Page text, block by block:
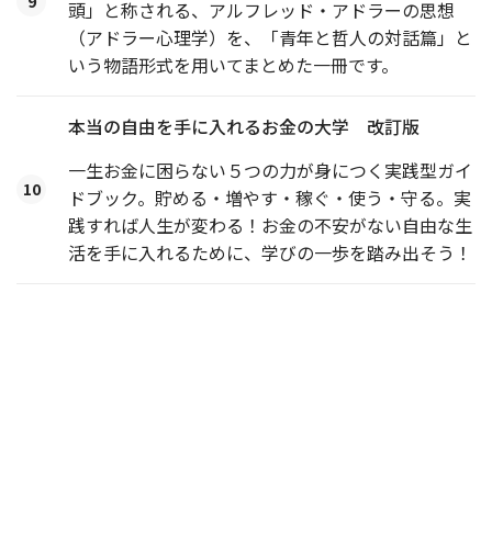
頭」と称される、アルフレッド・アドラーの思想
（アドラー心理学）を、「青年と哲人の対話篇」と
いう物語形式を用いてまとめた一冊です。
10
本当の自由を手に入れるお金の大学 改訂版
一生お金に困らない５つの力が身につく実践型ガイ
ドブック。貯める・増やす・稼ぐ・使う・守る。実
践すれば人生が変わる！お金の不安がない自由な生
活を手に入れるために、学びの一歩を踏み出そう！